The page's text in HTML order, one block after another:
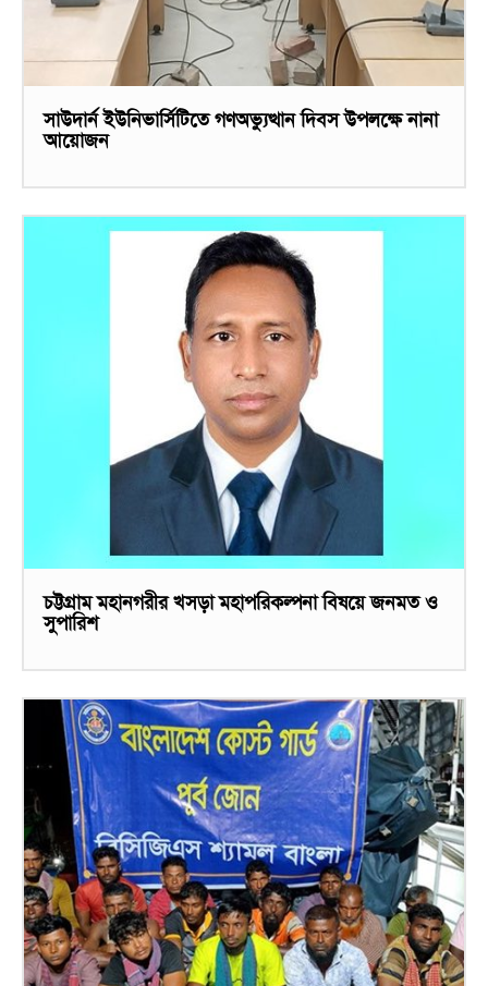
সাউদার্ন ইউনিভার্সিটিতে গণঅভ্যুত্থান দিবস উপলক্ষে নানা
আয়োজন
চট্টগ্রাম মহানগরীর খসড়া মহাপরিকল্পনা বিষয়ে জনমত ও
সুপারিশ